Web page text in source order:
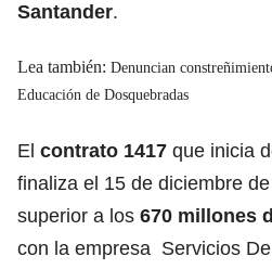
Santander.
Lea también: Denuncian
Educación de Dosquebradas
El contrato 1417 que inicia
finaliza el 15 de diciembre
superior a los 670 millones
con la empresa Servicios